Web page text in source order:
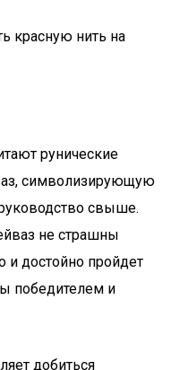
красную нить на
рунические
символизирующую
свыше.
не страшны
и достойно пройдет
победителем и
добиться